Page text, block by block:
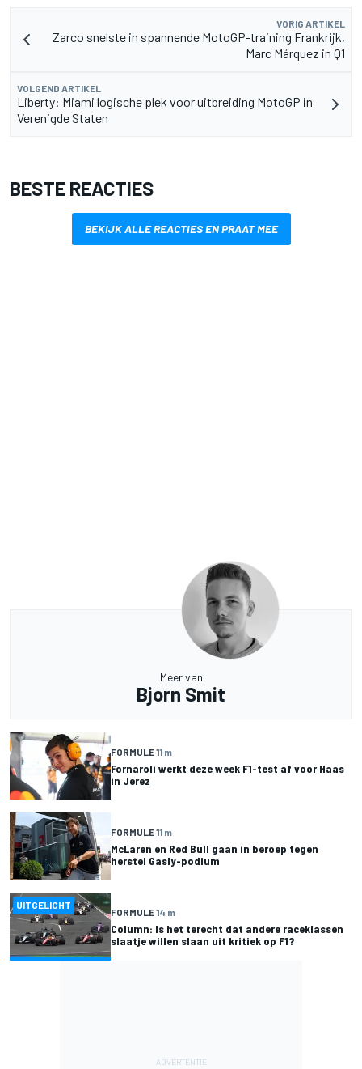
VORIG ARTIKEL
Zarco snelste in spannende MotoGP-training Frankrijk,
Marc Márquez in Q1
VOLGEND ARTIKEL
Liberty: Miami logische plek voor uitbreiding MotoGP in
Verenigde Staten
BESTE REACTIES
BEKIJK ALLE REACTIES EN PRAAT MEE
Meer van
Bjorn Smit
FORMULE 11 m
Fornaroli werkt deze week F1-test af voor Haas
in Jerez
FORMULE 11 m
McLaren en Red Bull gaan in beroep tegen
herstel Gasly-podium
UITGELICHT
FORMULE 14 m
Column: Is het terecht dat andere raceklassen
slaatje willen slaan uit kritiek op F1?